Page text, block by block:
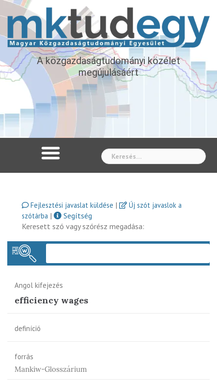
A közgazdaságtudományi közélet
megújulásáért
Fejlesztési javaslat küldése |
Új szót javaslok a
szótárba |
Segítség
Keresett szó vagy szórész megadása:
Angol kifejezés
efficiency wages
definíció
forrás
Mankiw-Glosszárium